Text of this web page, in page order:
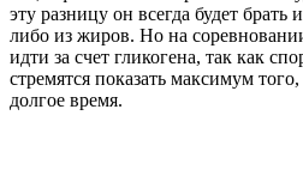
эту разницу он всегда будет брать
либо из жиров. Но на
идти за счет гликогена, так как
стремятся показать максимум
долгое время.